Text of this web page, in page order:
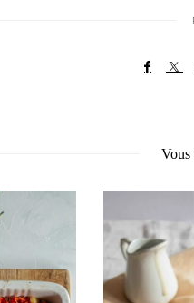
Vous